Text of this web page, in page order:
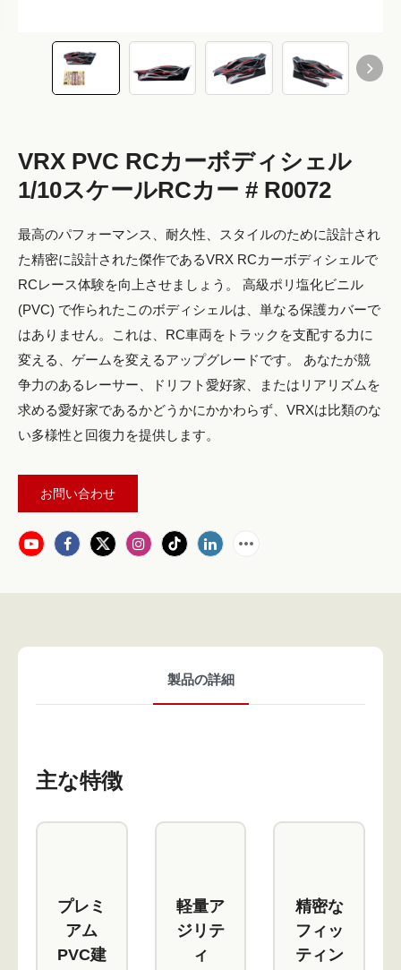
VRX PVC RCカーボディシェル
1/10スケールRCカー # R0072
最高のパフォーマンス、耐久性、スタイルのために設計され
た精密に設計された傑作であるVRX RCカーボディシェルで
RCレース体験を向上させましょう。 高級ポリ塩化ビニル
(PVC) で作られたこのボディシェルは、単なる保護カバーで
はありません。これは、RC車両をトラックを支配する力に
変える、ゲームを変えるアップグレードです。 あなたが競
争力のあるレーサー、ドリフト愛好家、またはリアリズムを
求める愛好家であるかどうかにかかわらず、VRXは比類のな
い多様性と回復力を提供します。
お問い合わせ
製品の詳細
主な特徴
プレミ
アム
PVC建
軽量ア
ジリテ
ィ
精密な
フィッ
ティン